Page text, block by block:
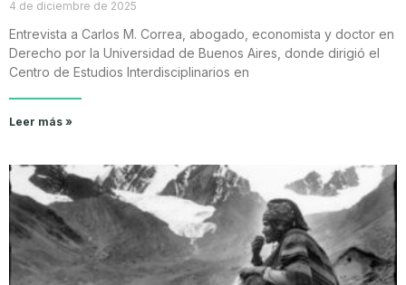
4 de diciembre de 2025
Entrevista a Carlos M. Correa, abogado, economista y doctor en
Derecho por la Universidad de Buenos Aires, donde dirigió el
Centro de Estudios Interdisciplinarios en
Leer más »